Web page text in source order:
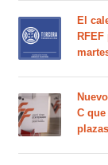
El
C